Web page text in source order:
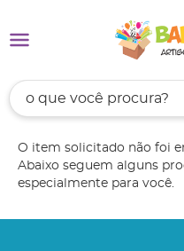
O item solicitado não foi
Abaixo seguem alguns
especialmente para você.